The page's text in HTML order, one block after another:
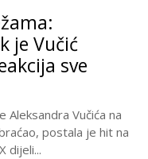
je Vučić
sve
Aleksandra Vučića na
postala je hit na
dijeli...